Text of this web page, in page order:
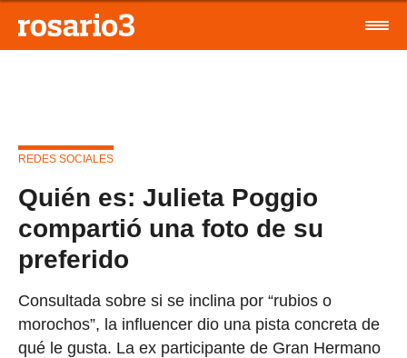
REDES SOCIALES
Quién es: Julieta Poggio
compartió una foto de su
preferido
Consultada sobre si se inclina por “rubios o
morochos”, la influencer dio una pista concreta de
qué le gusta. La ex participante de Gran Hermano